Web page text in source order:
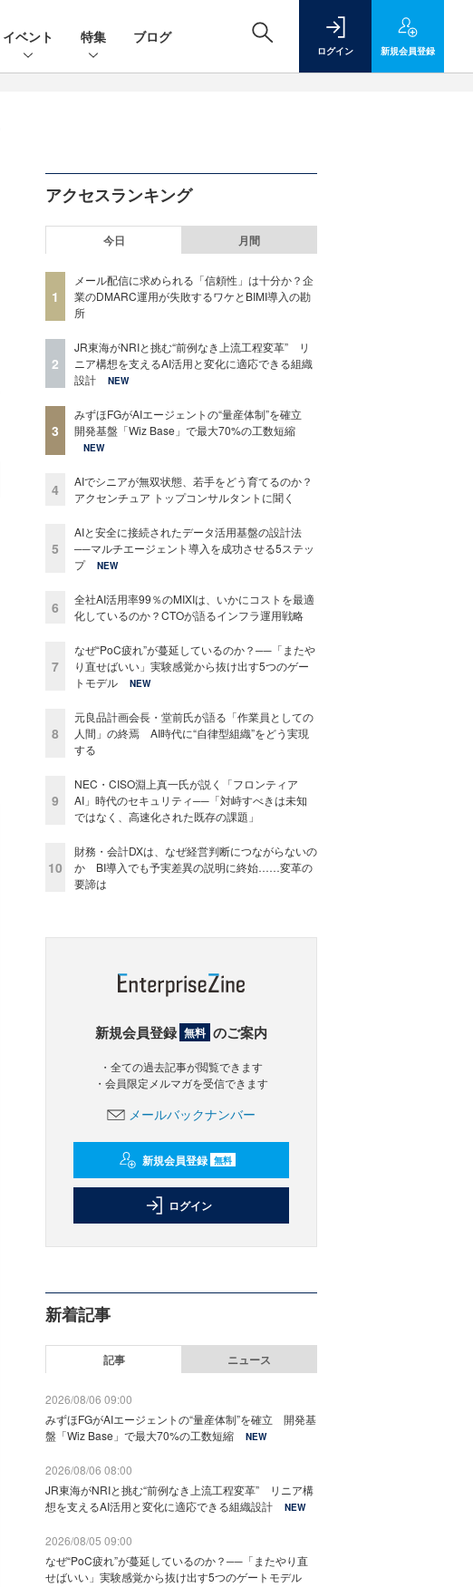
イベント 特集 ブログ
ログイン 新規会員登録
アクセスランキング
今日 月間
1
メール配信に求められる「信頼性」は十分か？企
業のDMARC運用が失敗するワケとBIMI導入の勘
所
2
JR東海がNRIと挑む“前例なき上流工程変革” リ
ニア構想を支えるAI活用と変化に適応できる組織
設計
NEW
3
みずほFGがAIエージェントの“量産体制”を確立
開発基盤「Wiz Base」で最大70%の工数短縮
NEW
4
AIでシニアが無双状態、若手をどう育てるのか？
アクセンチュア トップコンサルタントに聞く
5
AIと安全に接続されたデータ活用基盤の設計法
──マルチエージェント導入を成功させる5ステッ
プ
NEW
6
全社AI活用率99％のMIXIは、いかにコストを最適
化しているのか？CTOが語るインフラ運用戦略
7
なぜ“PoC疲れ”が蔓延しているのか？──「またや
り直せばいい」実験感覚から抜け出す5つのゲー
トモデル
NEW
8
元良品計画会長・堂前氏が語る「作業員としての
人間」の終焉 AI時代に“自律型組織”をどう実現
する
9
NEC・CISO淵上真一氏が説く「フロンティア
AI」時代のセキュリティ──「対峙すべきは未知
ではなく、高速化された既存の課題」
10
財務・会計DXは、なぜ経営判断につながらないの
か BI導入でも予実差異の説明に終始……変革の
要諦は
新規会員登録 無料 のご案内
・全ての過去記事が閲覧できます
・会員限定メルマガを受信できます
メールバックナンバー
新規会員登録 無料
ログイン
新着記事
記事 ニュース
2026/08/06 09:00
みずほFGがAIエージェントの“量産体制”を確立 開発基
盤「Wiz Base」で最大70%の工数短縮
NEW
2026/08/06 08:00
JR東海がNRIと挑む“前例なき上流工程変革” リニア構
想を支えるAI活用と変化に適応できる組織設計
NEW
2026/08/05 09:00
なぜ“PoC疲れ”が蔓延しているのか？──「またやり直
せばいい」実験感覚から抜け出す5つのゲートモデル